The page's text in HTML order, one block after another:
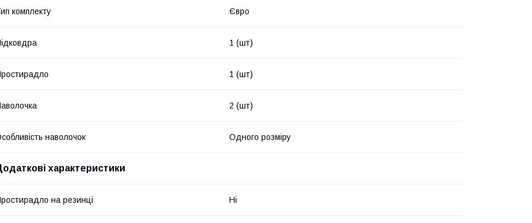
комплекту Євро
1 (шт)
1 (шт)
2 (шт)
наволочок Одного розміру
характеристики
на резинці Ні